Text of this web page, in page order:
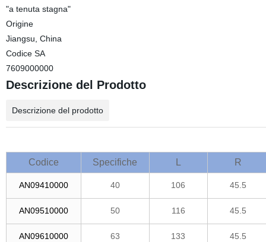
"a tenuta stagna"
Origine
Jiangsu, China
Codice SA
7609000000
Descrizione del Prodotto
Descrizione del prodotto
Codice Specifiche L R
AN09410000 40 106 45.5
AN09510000 50 116 45.5
AN09610000 63 133 45.5